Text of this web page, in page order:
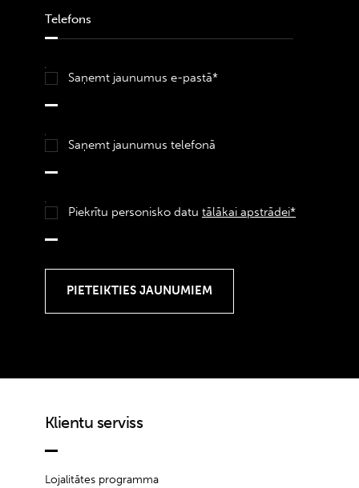
Saņemt jaunumus e-pastā*
Saņemt jaunumus telefonā
Piekrītu personisko datu tālākai apstrādei*
Klientu serviss
Lojalitātes programma